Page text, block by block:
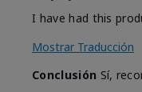
I have had this
Mostrar Traducción
Conclusión Sí,